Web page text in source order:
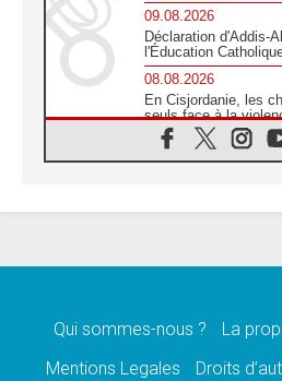
09.08.2026
Déclaration d'Addis-
l'Éducation
08.08.2026
En Cisjordanie, les
seuls face à la
08.08.2026
Léon XIV au
08.08.2026
08.08.2026
catholiques
Qui sommes-nous ? La
Mentions Legales
Droits